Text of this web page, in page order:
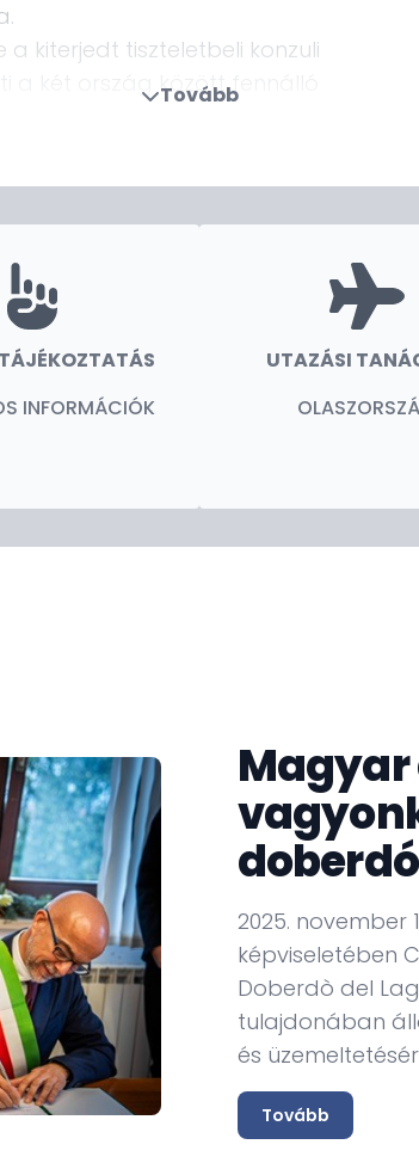
kiterjedt tiszteletbeli konzuli
a két ország között fennálló
Tovább
INFORMÁCIÓK
UTAZÁSI
2025. november
képviseletében
Doberdò del
tulajdonában
és
Tovább